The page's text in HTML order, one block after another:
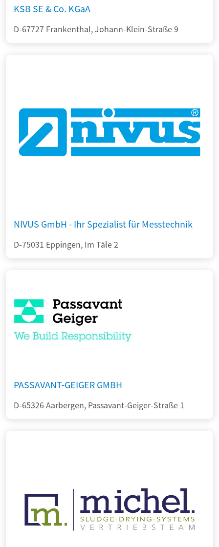
KSB SE & Co. KGaA
D-67727 Frankenthal, Johann-Klein-Straße 9
NIVUS GmbH - Ihr Spezialist für Messtechnik
D-75031 Eppingen, Im Täle 2
PASSAVANT-GEIGER GMBH
D-65326 Aarbergen, Passavant-Geiger-Straße 1